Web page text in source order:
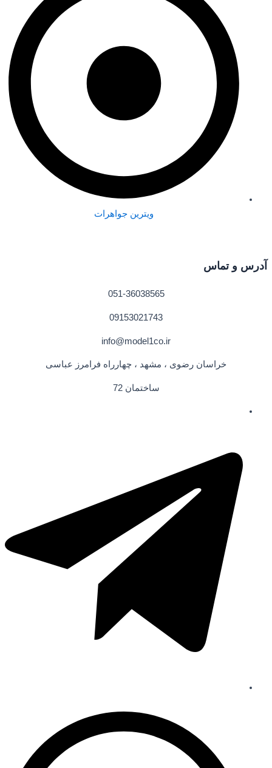
ویترین جواهرات
آدرس و تماس
051-36038565
09153021743
info@model1co.ir
خراسان رضوی ، مشهد ، چهارراه فرامرز عباسی
ساختمان 72